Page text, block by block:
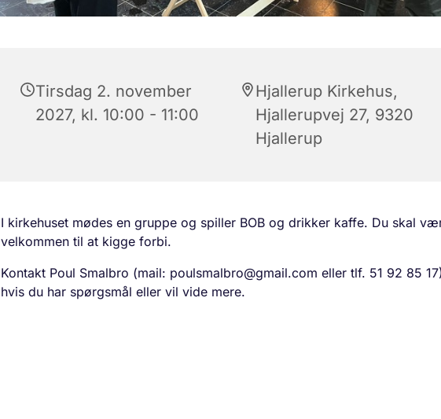
Tirsdag 2. november
2027, kl. 10:00 - 11:00
Hjallerup Kirkehus,
Hjallerupvej 27, 9320
Hjallerup
I kirkehuset mødes en gruppe og spiller BOB og drikker kaffe. Du skal
velkommen til at kigge forbi.
Kontakt Poul Smalbro (mail: poulsmalbro@gmail.com eller tlf. 51 92 85
hvis du har spørgsmål eller vil vide mere.